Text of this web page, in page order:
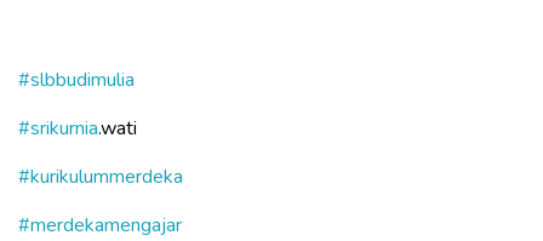
#slbbudimulia
#srikurnia.wati
#kurikulummerdeka
#merdekamengajar